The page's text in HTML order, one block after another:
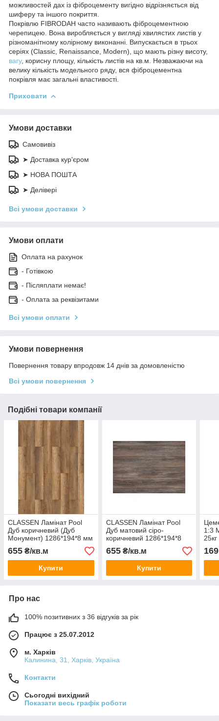
можливостей дах із фіброцементу вигідно відрізняється від
шиферу та іншого покриття.
Покрівлю FIBRODAH часто називають фіброцементною
черепицею. Вона виробляється у вигляді хвилястих листів у
різноманітному колірному виконанні. Випускається в трьох
серіях (Classic, Renaissance, Modern), що мають різну висоту,
вагу, корисну площу, кількість листів на кв.м. Незважаючи на
велику кількість модельного ряду, вся фіброцементна
покрівля має загальні властивості.
Приховати
Умови доставки
Самовивіз
➤ Доставка кур'єром
➤ НОВА ПОШТА
➤ Делівері
Всі умови доставки
Умови оплати
Оплата на рахунок
- Готівкою
- Післяплати немає!
- Оплата за реквізитами
Всі умови оплати
Умови повернення
Повернення товару впродовж 14 днів за домовленістю
Всі умови повернення
Подібні товари компанії
CLASSEN Ламінат Pool
Дуб коричневий (Дуб
Монумент) 1286*194*8 мм
4V 32 кл 52537 (1,996
м2/8 шт) Німеччина
655 ₴/кв.м
Купити
CLASSEN Ламінат Pool
Дуб матовий сіро-
коричневий 1286*194*8
мм 4V 32 кл 52539 (1,996
м2/8 шт) Німеччина
655₴/кв.м
Купити
1:3
169
Про нас
100% позитивних з 36 відгуків за рік
Працює з 25.07.2012
м. Харків
Калинина, 31, Харків, Україна
Контакти
Сьогодні вихідний
Показати весь графік роботи